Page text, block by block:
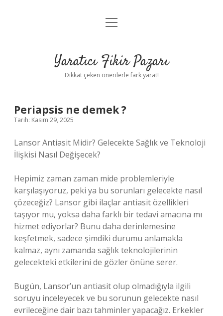
Anasayfa
Yasal Uyarı
menüyü
Yaratıcı Fikir Pazarı
Dikkat çeken önerilerle fark yarat!
Periapsis ne demek ?
Tarih: Kasım 29, 2025
Lansor Antiasit Midir? Gelecekte Sağlık ve Teknoloji
İlişkisi Nasıl Değişecek?
Hepimiz zaman zaman mide problemleriyle
karşılaşıyoruz, peki ya bu sorunları gelecekte nasıl
çözeceğiz? Lansor gibi ilaçlar antiasit özellikleri
taşıyor mu, yoksa daha farklı bir tedavi amacına mı
hizmet ediyorlar? Bunu daha derinlemesine
keşfetmek, sadece şimdiki durumu anlamakla
kalmaz, aynı zamanda sağlık teknolojilerinin
gelecekteki etkilerini de gözler önüne serer.
Bugün, Lansor’un antiasit olup olmadığıyla ilgili
soruyu inceleyecek ve bu sorunun gelecekte nasıl
evrileceğine dair bazı tahminler yapacağız. Erkekler